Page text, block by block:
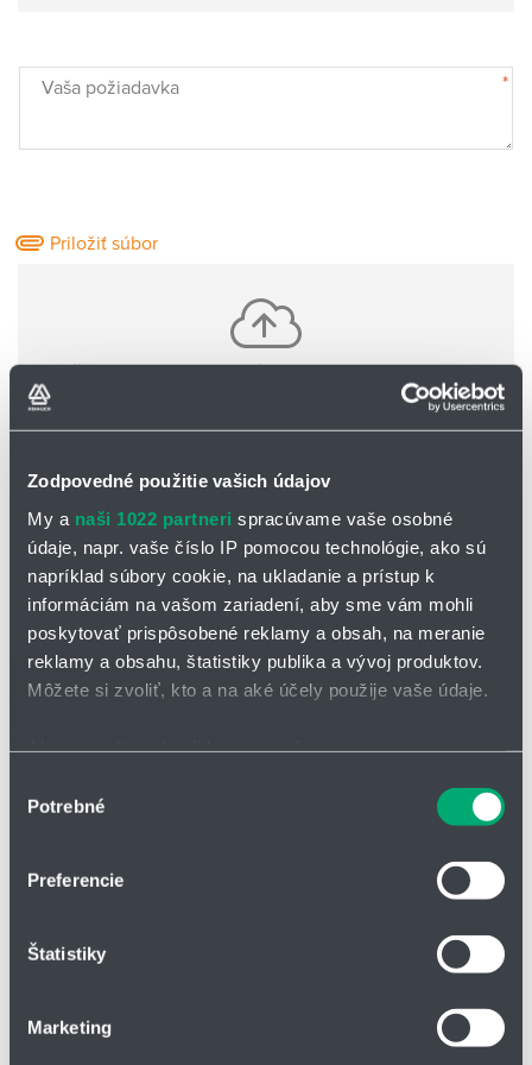
Zodpovedné použitie vašich údajov
My a naši 1022 partneri spracúvame vaše osobné
údaje, napr. vaše číslo IP pomocou technológie, ako sú
napríklad súbory cookie, na ukladanie a prístup k
informáciám na vašom zariadení, aby sme vám mohli
poskytovať prispôsobené reklamy a obsah, na meranie
reklamy a obsahu, štatistiky publika a vývoj produktov.
Môžete si zvoliť, kto a na aké účely použije vaše údaje.
polohe s presnosťou na niekoľko metrov
Viac informácií o tom, ako sa spracúvajú vaše osobné
môžete kedykoľvek zmeniť alebo odvolať cez Vyhlásenie
Na prispôsobenie obsahu a reklám, poskytovanie funkcií
súhlasu
Potrebné
Preferencie
Štatistiky
Marketing
Vaša požiadavka *
Priložiť súbor
Vložte jeden alebo viac súborov pomocou CTRL+shift
Základné informácie o Vás:
Meno a priezvisko
Adresa
Telefón